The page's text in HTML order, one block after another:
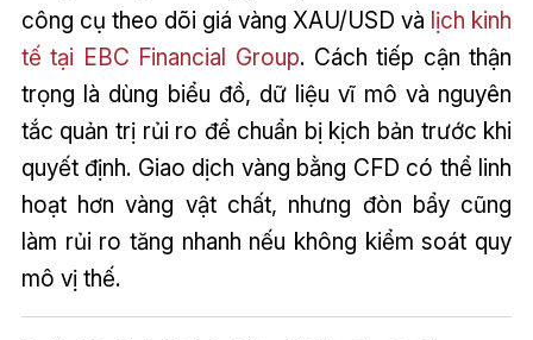
công cụ theo dõi giá vàng XAU/USD và lịch kinh
tế tại EBC Financial Group. Cách tiếp cận thận
trọng là dùng biểu đồ, dữ liệu vĩ mô và nguyên
tắc quản trị rủi ro để chuẩn bị kịch bản trước khi
quyết định. Giao dịch vàng bằng CFD có thể linh
hoạt hơn vàng vật chất, nhưng đòn bẩy cũng
làm rủi ro tăng nhanh nếu không kiểm soát quy
mô vị thế.